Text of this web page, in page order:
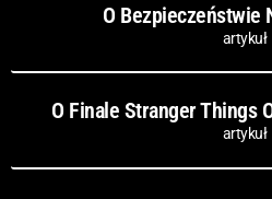
O Bezpieczeństwie
artykuł
O Finale Stranger Things
artykuł